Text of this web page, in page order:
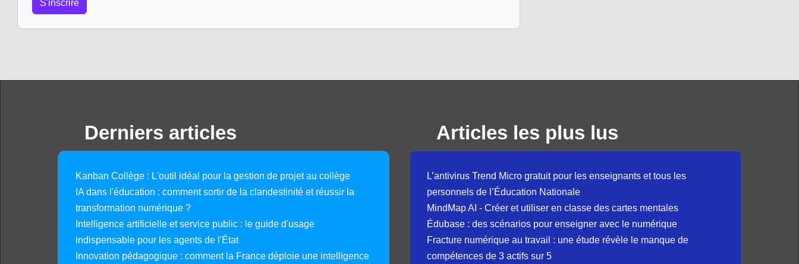
S'inscrire
Derniers articles
Kanban Collège : L'outil idéal pour la gestion de projet au collège
IA dans l'éducation : comment sortir de la clandestinité et réussir la
transformation numérique ?
Intelligence artificielle et service public : le guide d'usage
indispensable pour les agents de l'État
Innovation pédagogique : comment la France déploie une intelligence
Articles les plus lus
L’antivirus Trend Micro gratuit pour les enseignants et tous les
personnels de l’Éducation Nationale
MindMap AI - Créer et utiliser en classe des cartes mentales
Édubase : des scénarios pour enseigner avec le numérique
Fracture numérique au travail : une étude révèle le manque de
compétences de 3 actifs sur 5